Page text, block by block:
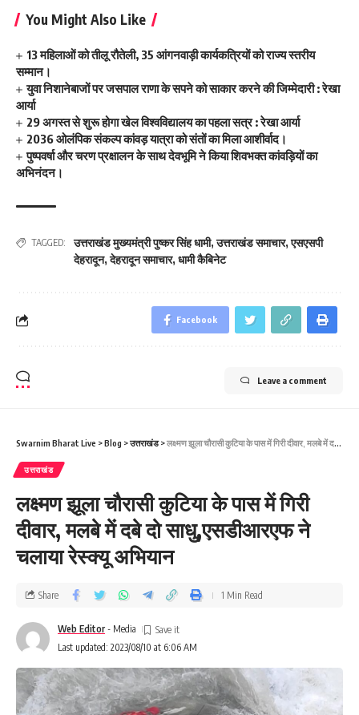
You Might Also Like
13 महिलाओं को तीलू रौतेली, 35 आंगनवाड़ी कार्यकत्रियों को राज्य स्तरीय
सम्मान।
युवा निशानेबाजों पर जसपाल राणा के सपने को साकार करने की जिम्मेदारी : रेखा
आर्या
29 अगस्त से शुरू होगा खेल विश्वविद्यालय का पहला सत्र : रेखा आर्या
2036 ओलंपिक संकल्प कांवड़ यात्रा को संतों का मिला आशीर्वाद।
पुष्पवर्षा और चरण प्रक्षालन के साथ देवभूमि ने किया शिवभक्त कांवड़ियों का
अभिनंदन।
TAGGED: उत्तराखंड मुख्यमंत्री पुष्कर सिंह धामी,उत्तराखंड समाचार,एसएसपी
देहरादून,देहरादून समाचार, धामी कैबिनेट
Facebook
Leave a comment
Swarnim Bharat Live >Blog >उत्तराखंड>लक्ष्मण झूला चौरासी कुटिया के पास में गिरी दीवार, मलबे में दबे दो साधु,एसडीआरएफ ने चलाया रेस्क्यू अभियान
उत्तराखंड
लक्ष्मण झूला चौरासी कुटिया के पास में गिरी
दीवार, मलबे में दबे दो साधु,एसडीआरएफ ने
चलाया रेस्क्यू अभियान
Last updated: 2023/08/10 at 6:06 AM
Web Editor - Media
Share 1 Min Read